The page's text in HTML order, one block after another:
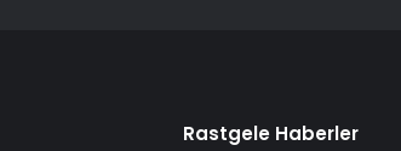
Rastgele Haberler